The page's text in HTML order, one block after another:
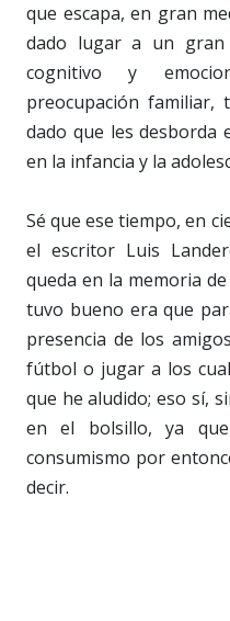
que escapa, en gran
dado lugar a un gran
cognitivo y
preocupación familiar,
dado que les desborda
en la infancia y la
Sé que ese tiempo, en
el escritor Luis
queda en la memoria
tuvo bueno era que
presencia de los
fútbol o jugar a los
que he aludido; eso sí,
en el bolsillo, ya
consumismo por
decir.